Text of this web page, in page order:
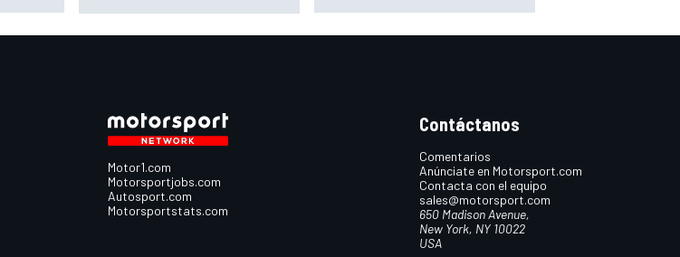
Motor1.com
Motorsportjobs.com
Autosport.com
Motorsportstats.com
Contáctanos
Comentarios
Anúnciate en Motorsport.com
Contacta con el equipo
sales@motorsport.com
650 Madison Avenue,
New York, NY 10022
USA